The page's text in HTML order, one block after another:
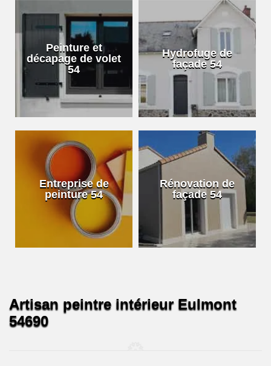
Peinture et
décapage de volet
54
Hydrofuge de
façade 54
Entreprise de
peinture 54
Rénovation de
façade 54
Artisan peintre intérieur Eulmont
54690